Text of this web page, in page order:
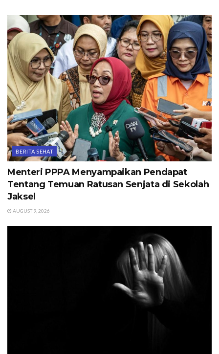
BERITA SEHAT
Menteri PPPA Menyampaikan Pendapat
Tentang Temuan Ratusan Senjata di Sekolah
Jaksel
AUGUST 9, 2026